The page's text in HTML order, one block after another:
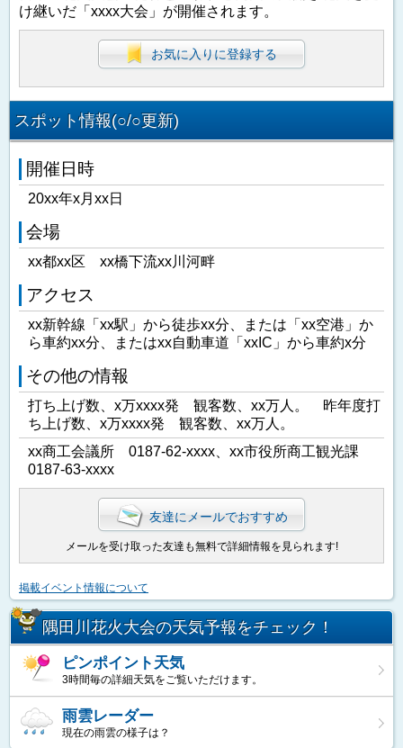
け継いだ「xxxx大会」が開催されます。
お気に入りに登録する
スポット情報(○/○更新)
開催日時
20xx年x月xx日
会場
xx都xx区 xx橋下流xx川河畔
アクセス
xx新幹線「xx駅」から徒歩xx分、または「xx空港」か
ら車約xx分、またはxx自動車道「xxIC」から車約x分
その他の情報
打ち上げ数、x万xxxx発 観客数、xx万人。 昨年度打
ち上げ数、x万xxxx発 観客数、xx万人。
xx商工会議所 0187-62-xxxx、xx市役所商工観光課
0187-63-xxxx
友達にメールでおすすめ
メールを受け取った友達も無料で詳細情報を見られます!
掲載イベント情報について
隅田川花火大会の天気予報をチェック！
ピンポイント天気
3時間毎の詳細天気をご覧いただけます。
雨雲レーダー
現在の雨雲の様子は？